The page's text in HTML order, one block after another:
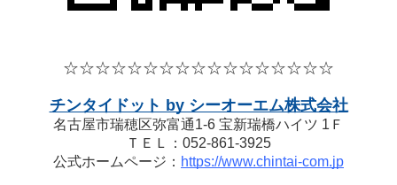
☆☆☆☆☆☆☆☆☆☆☆☆☆☆☆☆☆
チンタイドット by シーオーエム株式会社
名古屋市瑞穂区弥富通1-6 宝新瑞橋ハイツ 1Ｆ
ＴＥＬ：052-861-3925
公式ホームページ： https://www.chintai-com.jp